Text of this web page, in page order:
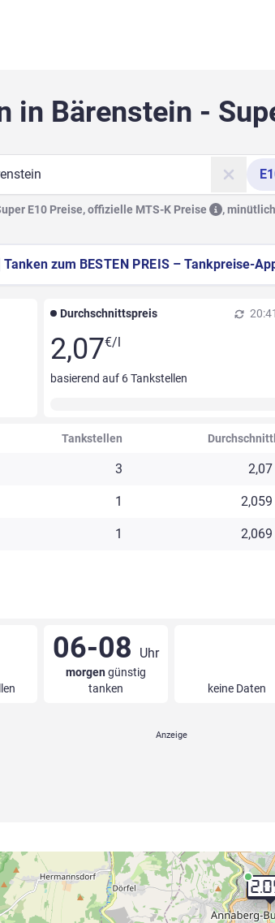
in Bärenstein -
E10 Preise, offizielle MTS-K Preise ,
Tanken zum BESTEN PREIS – Tankpreise-
Durchschnittspreis
2,07€/l
basierend auf 6Tankstellen
Tankstellen
3 2,07
1 2,059
1 2,069
06-08 Uhr
morgengünstig
tanken
keine Daten